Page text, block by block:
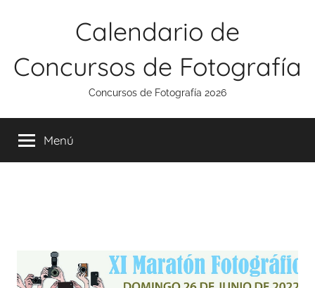
Calendario de
Concursos de Fotografía
Concursos de Fotografía 2026
Menú